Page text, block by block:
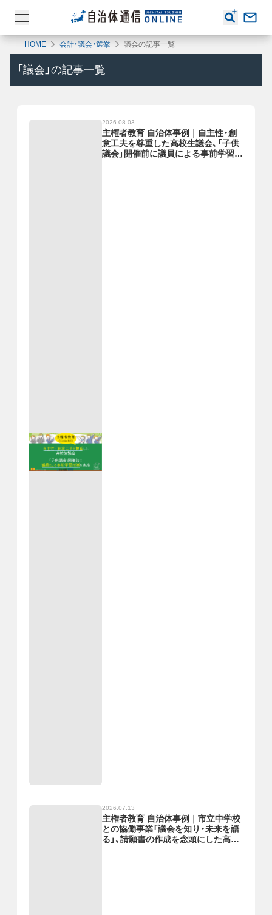
HOME 会計・議会・選挙 議会の記事一覧
「 議会 」の記事一覧
2026.08.03
主権者教育 自治体事例｜自主性・創
意工夫を尊重した高校生議会、「子供
議会」開催前に議員による事前学習授
2026.07.13
主権者教育 自治体事例｜市立中学校
との協働事業「議会を知り・未来を語
る」、請願書の作成を念頭にした高校